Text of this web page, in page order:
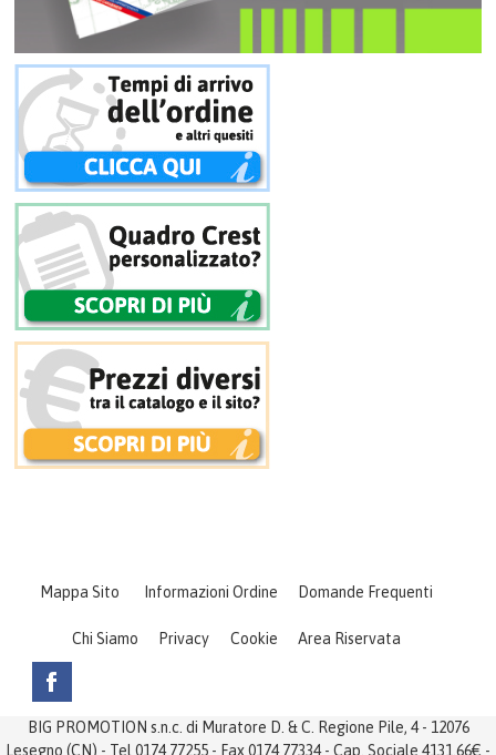
Mappa Sito Informazioni Ordine Domande Frequenti
Chi Siamo Privacy Cookie Area Riservata
BIG PROMOTION s.n.c. di Muratore D. & C. Regione Pile, 4 - 12076
Lesegno (CN) - Tel 0174 77255 - Fax 0174 77334 - Cap. Sociale 4131.66€ -